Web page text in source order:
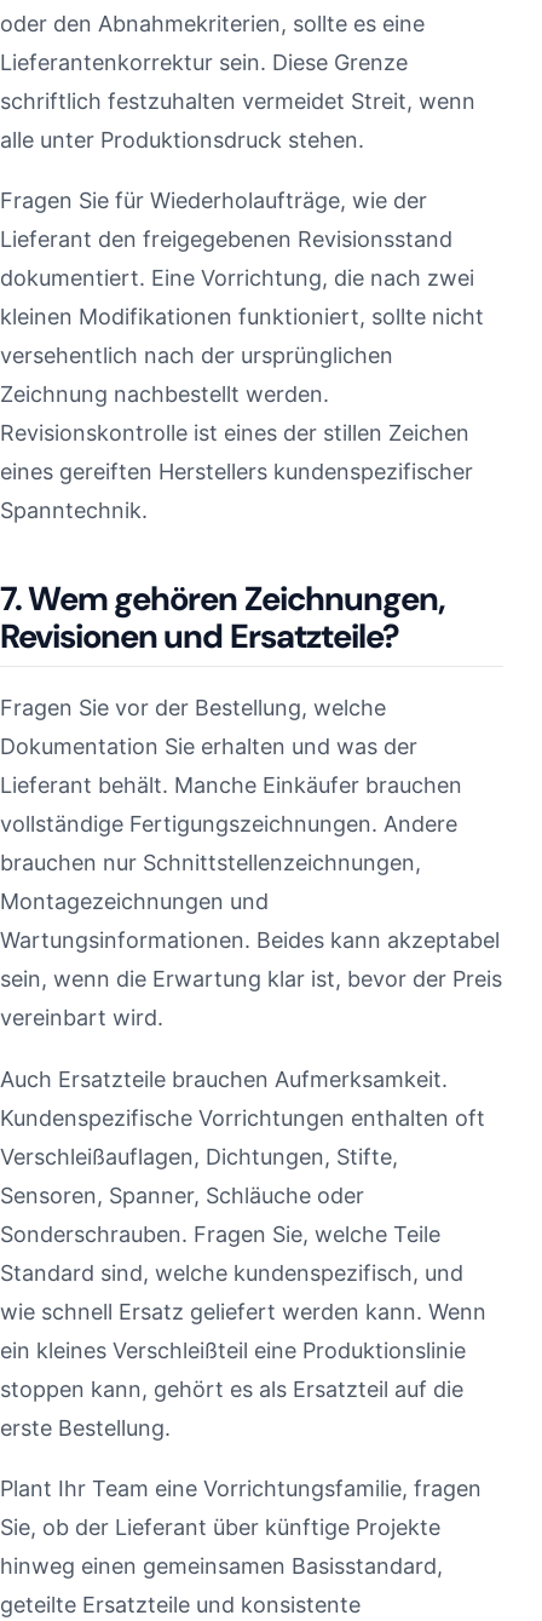
oder den Abnahmekriterien, sollte es eine
Lieferantenkorrektur sein. Diese Grenze
schriftlich festzuhalten vermeidet Streit, wenn
alle unter Produktionsdruck stehen.
Fragen Sie für Wiederholaufträge, wie der
Lieferant den freigegebenen Revisionsstand
dokumentiert. Eine Vorrichtung, die nach zwei
kleinen Modifikationen funktioniert, sollte nicht
versehentlich nach der ursprünglichen
Zeichnung nachbestellt werden.
Revisionskontrolle ist eines der stillen Zeichen
eines gereiften Herstellers kundenspezifischer
Spanntechnik.
7. Wem gehören Zeichnungen,
Revisionen und Ersatzteile?
Fragen Sie vor der Bestellung, welche
Dokumentation Sie erhalten und was der
Lieferant behält. Manche Einkäufer brauchen
vollständige Fertigungszeichnungen. Andere
brauchen nur Schnittstellenzeichnungen,
Montagezeichnungen und
Wartungsinformationen. Beides kann akzeptabel
sein, wenn die Erwartung klar ist, bevor der Preis
vereinbart wird.
Auch Ersatzteile brauchen Aufmerksamkeit.
Kundenspezifische Vorrichtungen enthalten oft
Verschleißauflagen, Dichtungen, Stifte,
Sensoren, Spanner, Schläuche oder
Sonderschrauben. Fragen Sie, welche Teile
Standard sind, welche kundenspezifisch, und
wie schnell Ersatz geliefert werden kann. Wenn
ein kleines Verschleißteil eine Produktionslinie
stoppen kann, gehört es als Ersatzteil auf die
erste Bestellung.
Plant Ihr Team eine Vorrichtungsfamilie, fragen
Sie, ob der Lieferant über künftige Projekte
hinweg einen gemeinsamen Basisstandard,
geteilte Ersatzteile und konsistente